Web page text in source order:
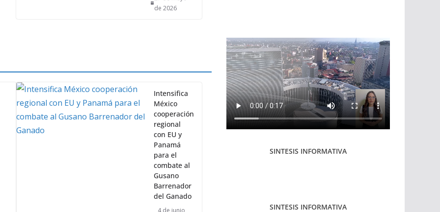
cooperación
regional
con EU y
Panamá
para el
combate al
Gusano
Barrenador
del Ganado
4 de junio
de 2026
SINTESIS INFORMATIVA